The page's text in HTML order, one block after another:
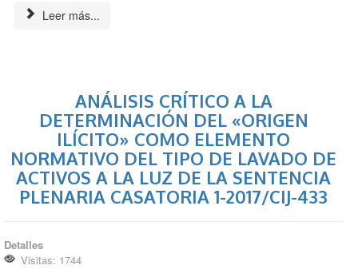
Leer más...
ANÁLISIS CRÍTICO A LA
DETERMINACIÓN DEL «ORIGEN
ILÍCITO» COMO ELEMENTO
NORMATIVO DEL TIPO DE LAVADO DE
ACTIVOS A LA LUZ DE LA SENTENCIA
PLENARIA CASATORIA 1-2017/CIJ-433
Detalles
Visitas: 1744